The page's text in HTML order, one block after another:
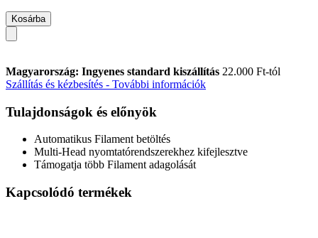
Kosárba
Magyarország: Ingyenes standard kiszállítás 22.000 Ft-tól
Szállítás és kézbesítés - További információk
Tulajdonságok és előnyök
Automatikus Filament betöltés
Multi-Head nyomtatórendszerekhez kifejlesztve
Támogatja több Filament adagolását
Kapcsolódó termékek